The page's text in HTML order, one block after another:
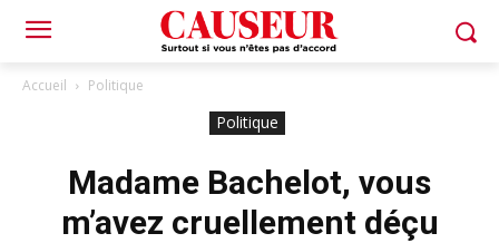
Accueil Politique
Politique
Madame Bachelot, vous
m’avez cruellement déçu